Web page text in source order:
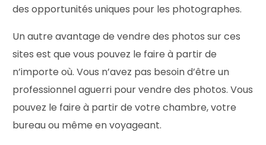
des opportunités uniques pour les photographes.
Un autre avantage de vendre des photos sur ces
sites est que vous pouvez le faire à partir de
n’importe où. Vous n’avez pas besoin d’être un
professionnel aguerri pour vendre des photos. Vous
pouvez le faire à partir de votre chambre, votre
bureau ou même en voyageant.